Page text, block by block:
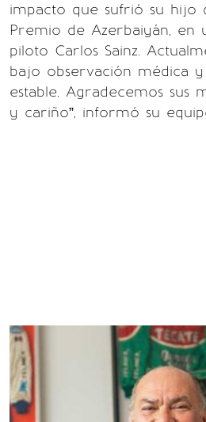
impacto que sufrió su hijo
Premio de Azerbaiyán, en
piloto Carlos Sainz.
bajo observación médica
estable. Agradecemos sus
y cariño”, informó su